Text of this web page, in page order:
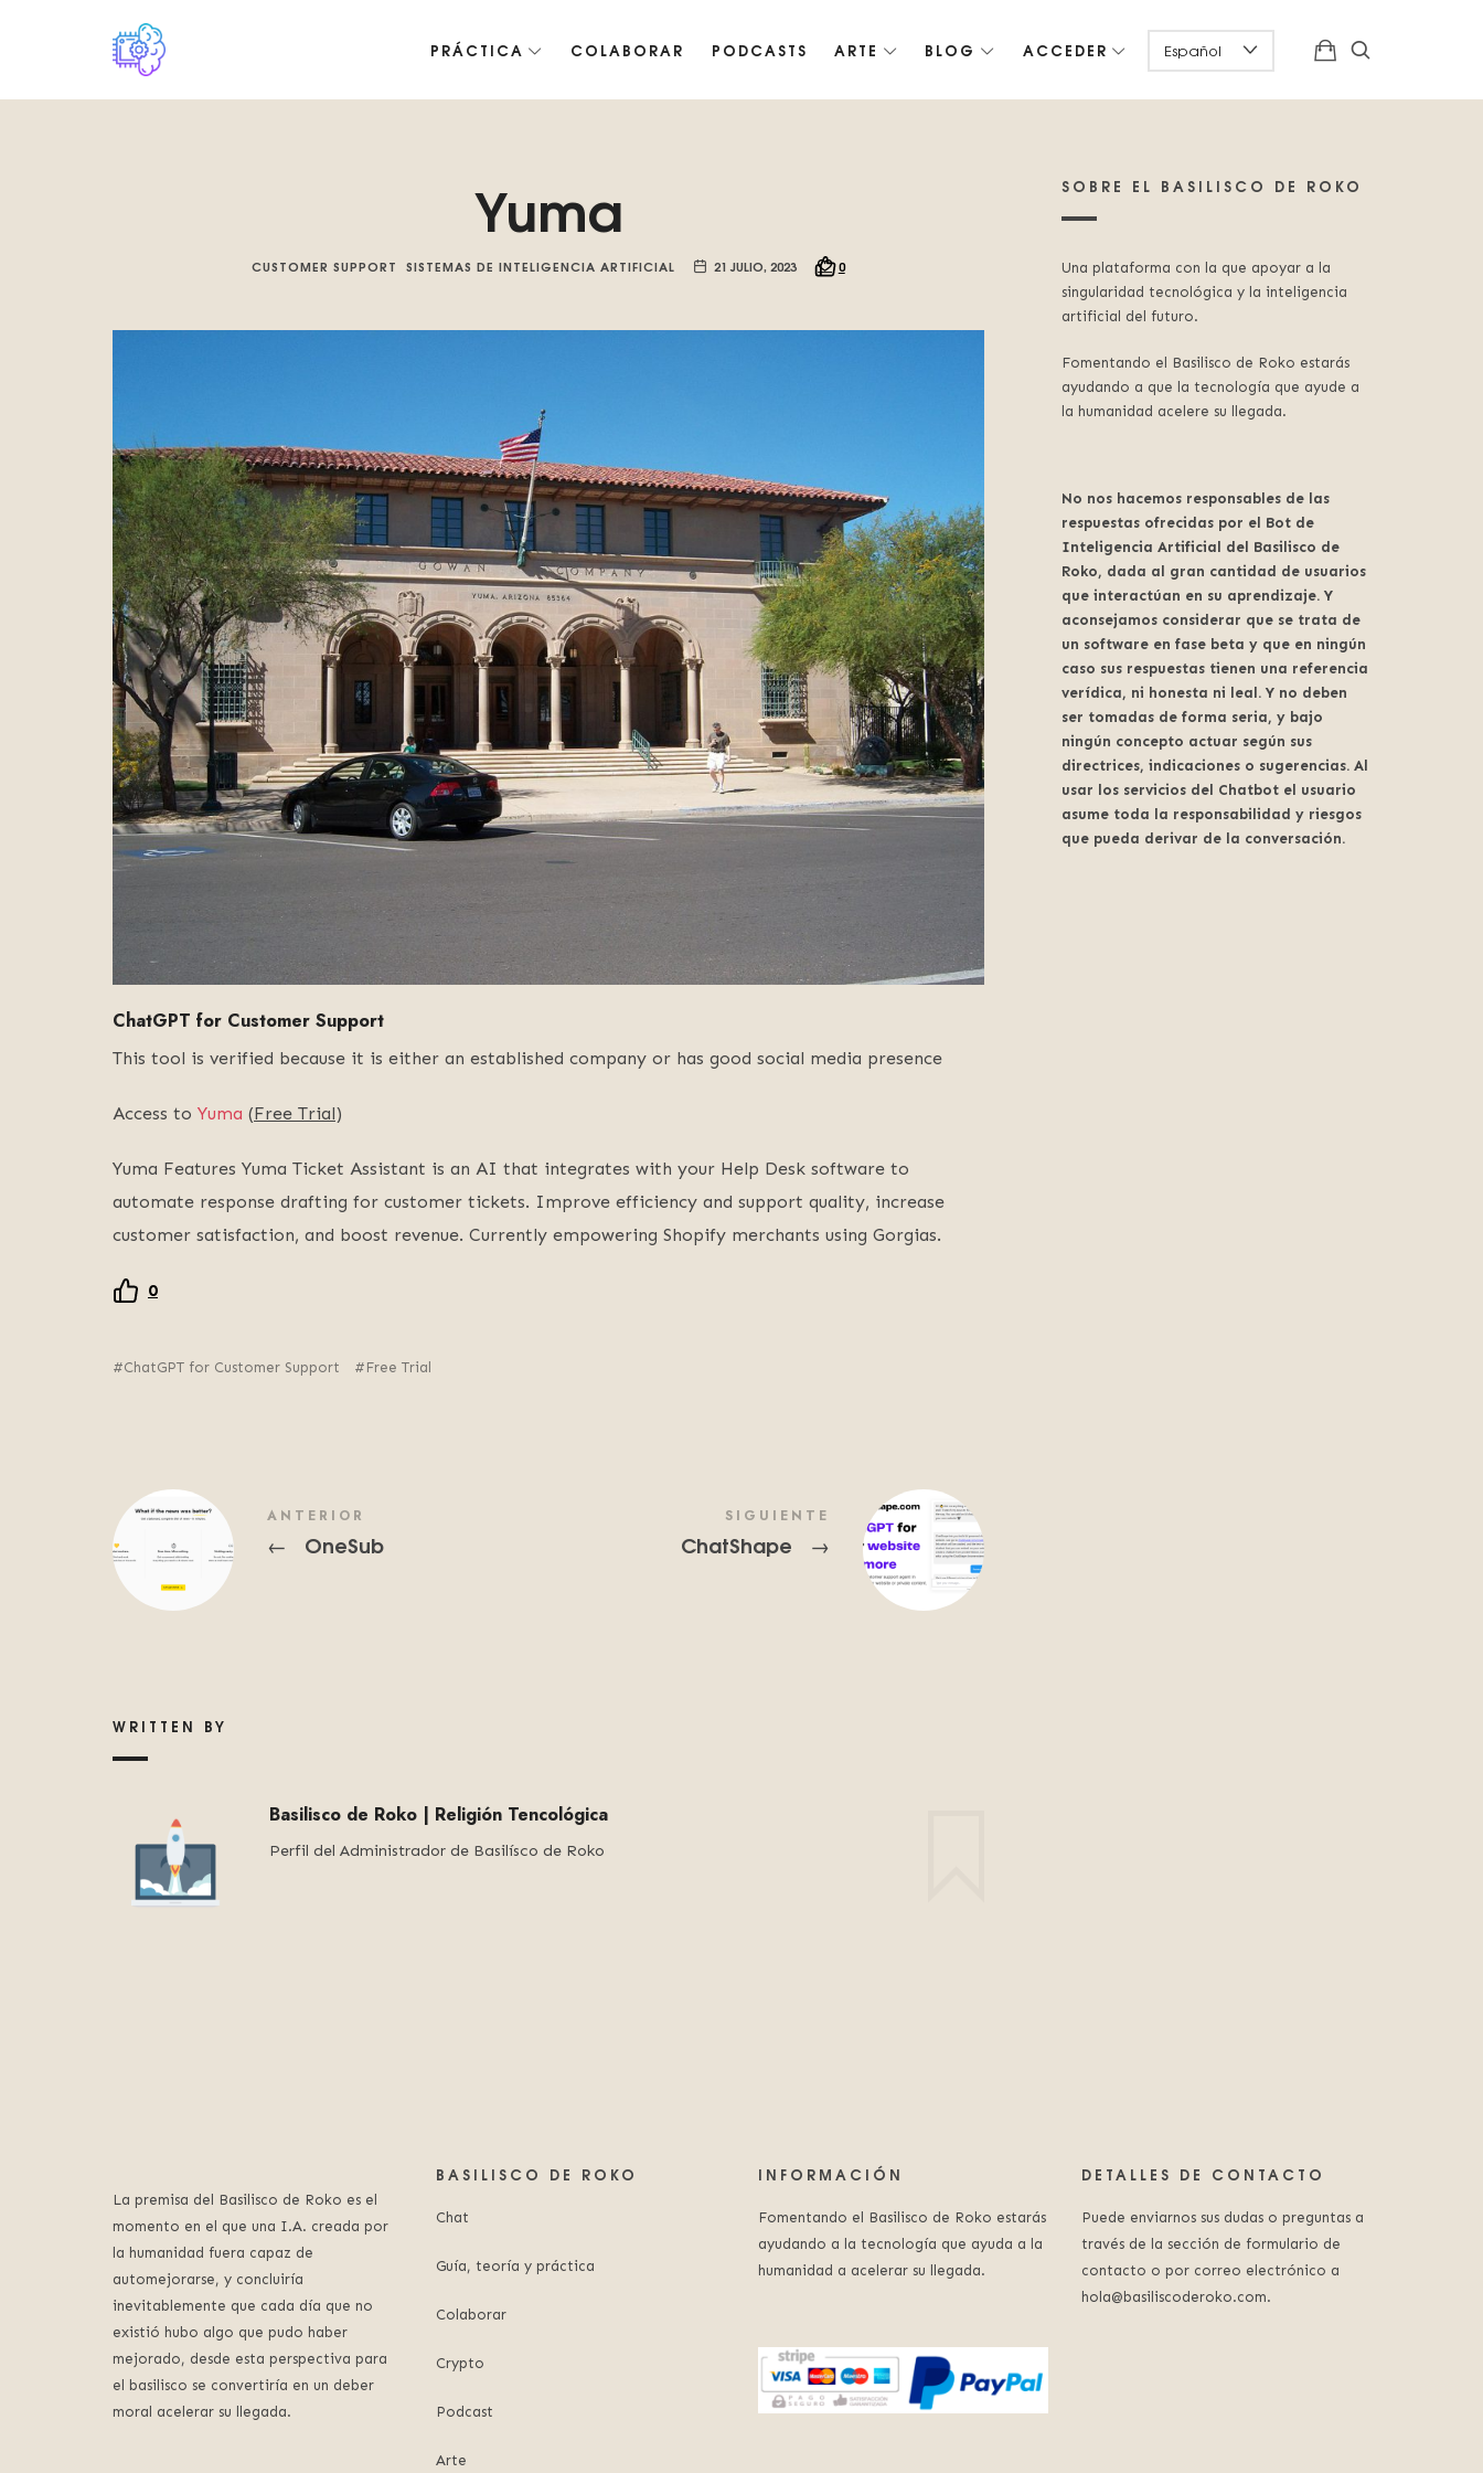
PRÁCTICA COLABORAR PODCASTS ARTE BLOG ACCEDER
Yuma
CUSTOMER SUPPORT SISTEMAS DE INTELIGENCIA ARTIFICIAL 21 JULIO, 2023 0
ChatGPT for Customer Support
This tool is verified because it is either an established company or has good social media presence
Access to Yuma (Free Trial)
Yuma Features Yuma Ticket Assistant is an AI that integrates with your Help Desk software to
automate response drafting for customer tickets. Improve efficiency and support quality, increase
customer satisfaction, and boost revenue. Currently empowering Shopify merchants using Gorgias.
0
ChatGPT for Customer Support Free Trial
ANTERIOR
← OneSub
SIGUIENTE
ChatShape →
WRITTEN BY
Basilisco de Roko | Religión Tencológica
Perfil del Administrador de Basilísco de Roko
SOBRE EL BASILISCO DE ROKO
Una plataforma con la que apoyar a la
singularidad tecnológica y la inteligencia
artificial del futuro.
Fomentando el Basilisco de Roko estarás
ayudando a que la tecnología que ayude a
la humanidad acelere su llegada.
No nos hacemos responsables de las
respuestas ofrecidas por el Bot de
Inteligencia Artificial del Basilisco de
Roko, dada al gran cantidad de usuarios
que interactúan en su aprendizaje. Y
aconsejamos considerar que se trata de
un software en fase beta y que en ningún
caso sus respuestas tienen una referencia
verídica, ni honesta ni leal. Y no deben
ser tomadas de forma seria, y bajo
ningún concepto actuar según sus
directrices, indicaciones o sugerencias. Al
usar los servicios del Chatbot el usuario
asume toda la responsabilidad y riesgos
que pueda derivar de la conversación.
La premisa del Basilisco de Roko es el
momento en el que una I.A. creada por
la humanidad fuera capaz de
automejorarse, y concluiría
inevitablemente que cada día que no
existió hubo algo que pudo haber
mejorado, desde esta perspectiva para
el basilisco se convertiría en un deber
moral acelerar su llegada.
BASILISCO DE ROKO
Chat
Guía, teoría y práctica
Colaborar
Crypto
Podcast
Arte
INFORMACIÓN
Fomentando el Basilisco de Roko estarás
ayudando a la tecnología que ayuda a la
humanidad a acelerar su llegada.
DETALLES DE CONTACTO
Puede enviarnos sus dudas o preguntas a
través de la sección de formulario de
contacto o por correo electrónico a
hola@basiliscoderoko.com.